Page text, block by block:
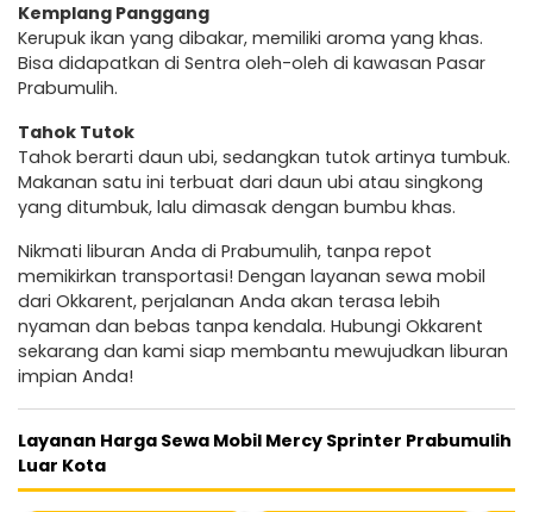
Kemplang Panggang
Kerupuk ikan yang dibakar, memiliki aroma yang khas.
Bisa didapatkan di Sentra oleh-oleh di kawasan Pasar
Prabumulih.
Tahok Tutok
Tahok berarti daun ubi, sedangkan tutok artinya tumbuk.
Makanan satu ini terbuat dari daun ubi atau singkong
yang ditumbuk, lalu dimasak dengan bumbu khas.
Nikmati liburan Anda di Prabumulih, tanpa repot
memikirkan transportasi! Dengan layanan sewa mobil
dari Okkarent, perjalanan Anda akan terasa lebih
nyaman dan bebas tanpa kendala. Hubungi Okkarent
sekarang dan kami siap membantu mewujudkan liburan
impian Anda!
Layanan Harga Sewa Mobil Mercy Sprinter Prabumulih
Luar Kota